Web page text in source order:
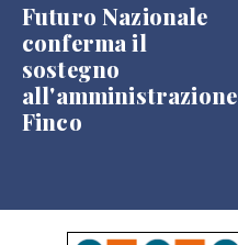
Futuro Nazionale
conferma il
sostegno
all'amministrazione
Finco